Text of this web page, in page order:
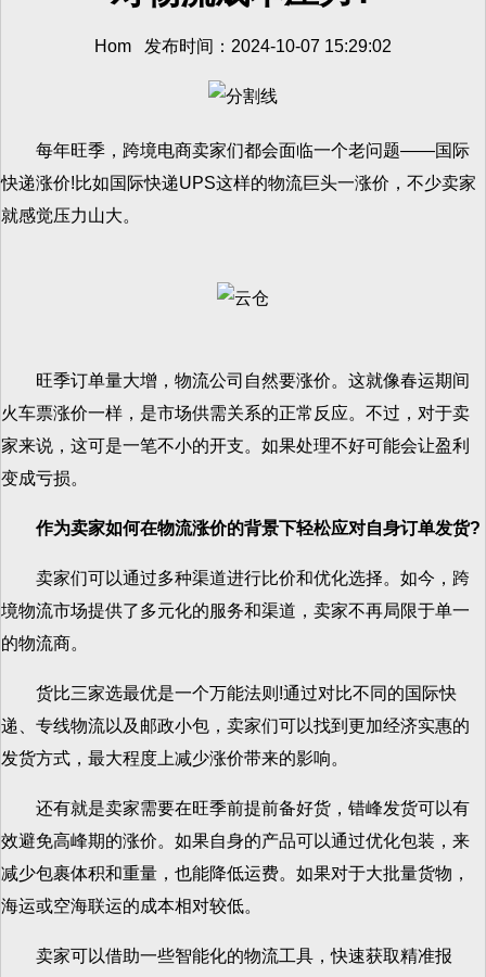
Hom 发布时间：2024-10-07 15:29:02
每年旺季，跨境电商卖家们都会面临一个老问题——国际
快递涨价!比如国际快递UPS这样的物流巨头一涨价，不少卖家
就感觉压力山大。
旺季订单量大增，物流公司自然要涨价。这就像春运期间
火车票涨价一样，是市场供需关系的正常反应。不过，对于卖
家来说，这可是一笔不小的开支。如果处理不好可能会让盈利
变成亏损。
作为卖家如何在物流涨价的背景下轻松应对自身订单发货?
卖家们可以通过多种渠道进行比价和优化选择。如今，跨
境物流市场提供了多元化的服务和渠道，卖家不再局限于单一
的物流商。
货比三家选最优是一个万能法则!通过对比不同的国际快
递、专线物流以及邮政小包，卖家们可以找到更加经济实惠的
发货方式，最大程度上减少涨价带来的影响。
还有就是卖家需要在旺季前提前备好货，错峰发货可以有
效避免高峰期的涨价。如果自身的产品可以通过优化包装，来
减少包裹体积和重量，也能降低运费。如果对于大批量货物，
海运或空海联运的成本相对较低。
卖家可以借助一些智能化的物流工具，快速获取精准报